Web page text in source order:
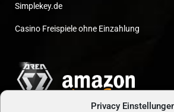
Privacy
Simplekey.de
Casino Freispiele ohne Einzahlung